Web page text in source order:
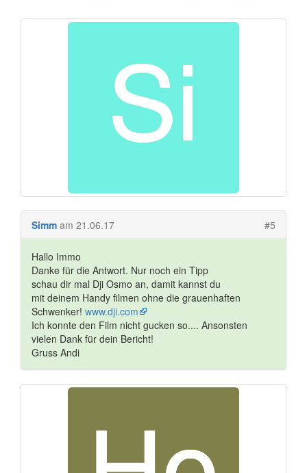
Simm am 21.06.17 #5
Hallo Immo
Danke für die Antwort. Nur noch ein Tipp
schau dir mal Dji Osmo an, damit kannst du
mit deinem Handy filmen ohne die grauenhaften
Schwenker! www.dji.com
Ich konnte den Film nicht gucken so.... Ansonsten
vielen Dank für dein Bericht!
Gruss Andi